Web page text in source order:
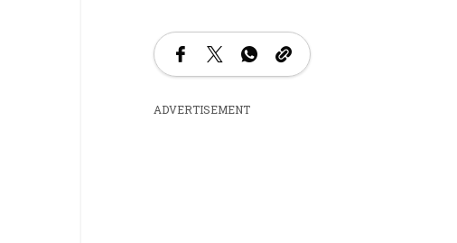
ADVERTISEMENT